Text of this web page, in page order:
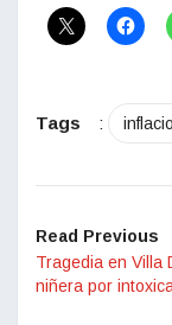
Tags :
Read Previous
Tragedia en Villa
niñera por